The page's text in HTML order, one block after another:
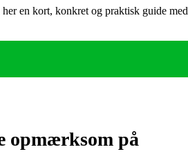
en kort, konkret og praktisk guide
opmærksom på